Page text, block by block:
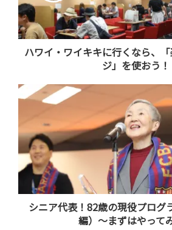
「おせち」「犬」といったキーワードで検
（一部）
2万円を超えるペット用高級おせちも
犬用おせちは数千円から販売されて
ハワイ・ワイキキに行くなら、
ジ」を使おう！
シニア代表！82歳の現役プログ
編）～まずはやって